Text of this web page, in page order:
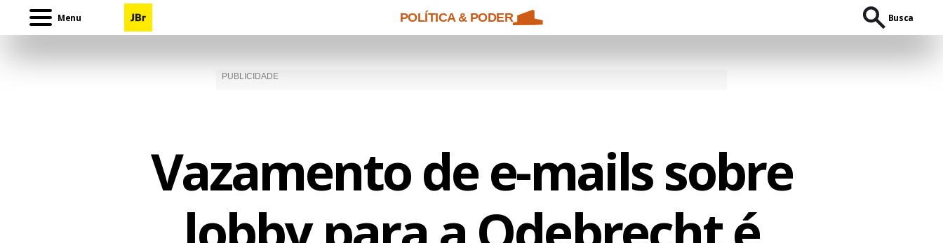
Menu POLÍTICA & PODER Busca
Vazamento de e-mails sobre